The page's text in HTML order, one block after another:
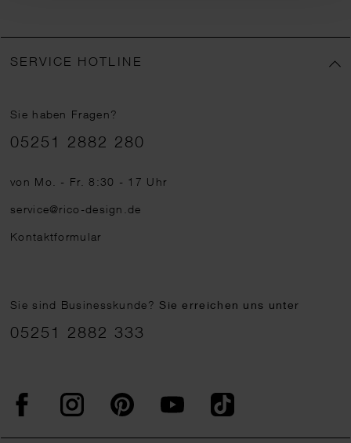
SERVICE HOTLINE
Sie haben Fragen?
Telefonnummer
05251 2882 280
von Mo. - Fr. 8:30 - 17 Uhr
service@rico-design.de
Kontaktformular
Sie sind Businesskunde?Sie erreichen uns unter
05251 2882 333
FacebookInstagram PinterestYouTubeTikTok